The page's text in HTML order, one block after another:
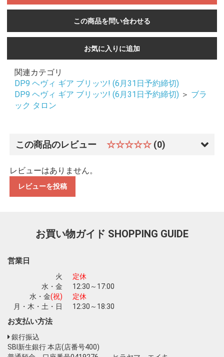
この商品を問い合わせる
お気に入りに追加
関連カテゴリ
DP9 ヘヴィ ギア ブリッツ! (6月31日予約締切)
DP9 ヘヴィ ギア ブリッツ! (6月31日予約締切) ＞ ブラ
ック タロン
この商品のレビュー ☆☆☆☆☆ (0)
レビューはありません。
レビューを投稿
お買い物ガイド SHOPPING GUIDE
営業日
火
定休
水・金
12:30～17:00
水・金(祝)
定休
月・木・土・日
12:30～18:30
お支払い方法
銀行振込
SBI新生銀行 本店(店番号400)